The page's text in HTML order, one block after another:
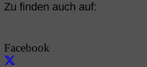
Zu finden auch auf:
Facebook